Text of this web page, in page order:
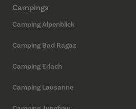
Campings
Camping Alpenblick
Camping Bad Ragaz
Camping Erlach
Camping Lausanne